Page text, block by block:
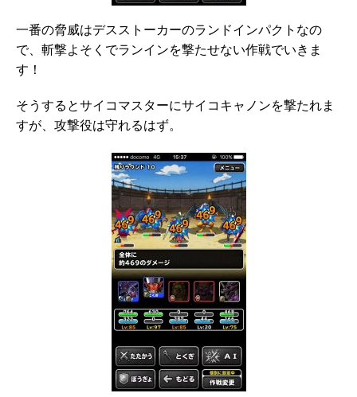
一番の脅威はデスストーカーのランドインパクトなの
で、斬撃よそくでランインを撃たせない作戦でいきま
す！
そうするとサイコマスターにサイコキャノンを撃たれま
すが、攻撃役は守れるはず。